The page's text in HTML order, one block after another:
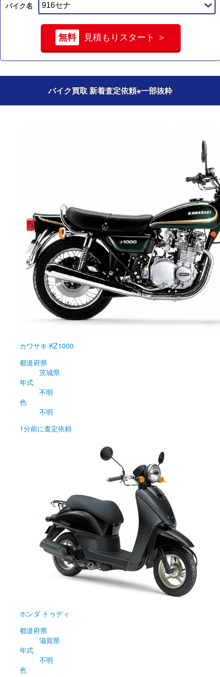
バイク名
無料 見積もりスタート ＞
バイク買取 新着査定依頼※一部抜粋
カワサキ KZ1000
都道府県
茨城県
年式
不明
色
不明
1分前に査定依頼
ホンダ トゥディ
都道府県
滋賀県
年式
不明
色